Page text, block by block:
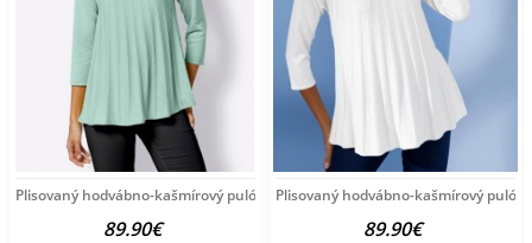
Plisovaný hodvábno-kašmírový pulóver
89.90€
Plisovaný hodvábno-kašmírový
89.90€